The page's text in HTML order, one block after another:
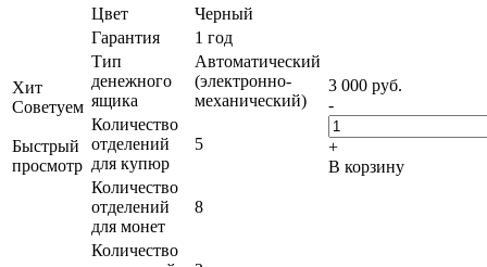
Хит
Советуем
Быстрый
просмотр
Цвет
Черный
Гарантия
1 год
Тип
денежного
ящика
Автоматический
(электронно-
механический)
Количество
отделений
для купюр
5
Количество
отделений
для монет
8
Количество
3 000 руб.
-
+
В корзину